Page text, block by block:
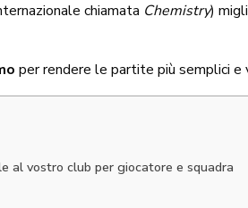
chiamata Chemistry)
per rendere le partite più semplici e
al vostro club per giocatore e squadra